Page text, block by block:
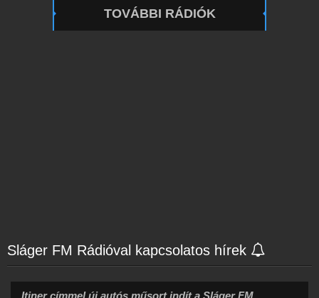
TOVÁBBI RÁDIÓK
Sláger FM Rádióval kapcsolatos hírek